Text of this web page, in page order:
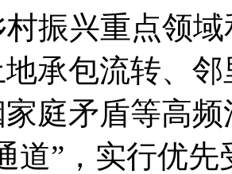
振兴重点领域
地承包流转、
庭矛盾等高
道”，实行优